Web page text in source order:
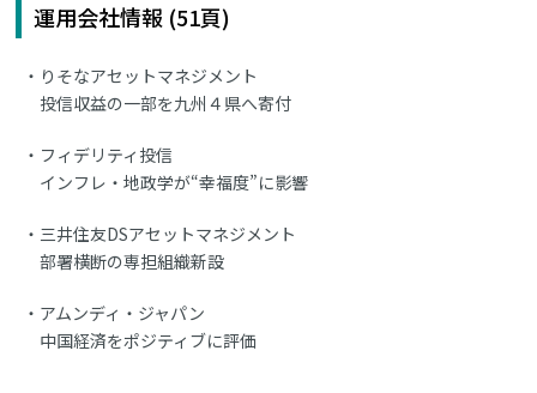
運用会社情報 (51頁)
りそなアセットマネジメント
投信収益の一部を九州４県へ寄付
フィデリティ投信
インフレ・地政学が“幸福度”に影響
三井住友DSアセットマネジメント
部署横断の専担組織新設
アムンディ・ジャパン
中国経済をポジティブに評価